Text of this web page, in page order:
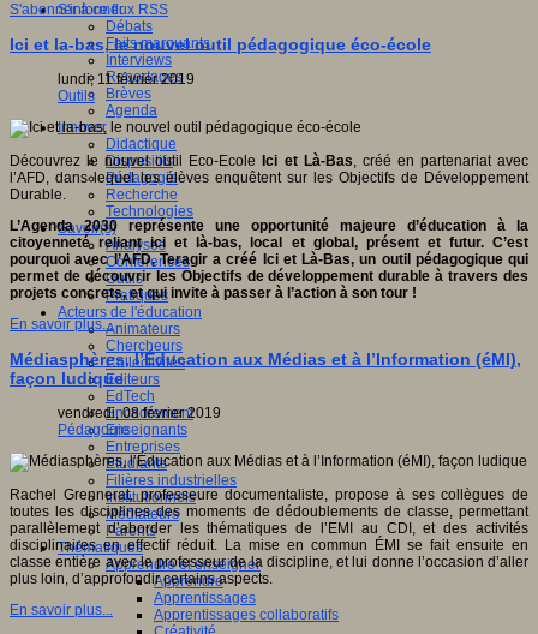
S'informer
Débats
Faits marquants
Interviews
Reportages
Brèves
Agenda
Innover
Didactique
Dispositifs
Pédagogie
Recherche
Technologies
Savoir(s)
Analyses
Conférences
Outils
Pratiques
Acteurs de l'éducation
Animateurs
Chercheurs
Collectivités
Editeurs
EdTech
Encadrement
Enseignants
Entreprises
Etudiants
Filières industrielles
Institutionnels
Médiateurs
Parents
Thématiques
Apprendre et enseigner
Apprendre
Apprentissages
Apprentissages collaboratifs
S'abonner à ce flux RSS
Ici et la-bas, le nouvel outil pédagogique éco-école
lundi, 11 février 2019
Outils
Découvrez le nouvel outil Eco-Ecole Ici et Là-Bas, créé en partenariat avec
l’AFD, dans lequel les élèves enquêtent sur les Objectifs de Développement
Durable.
L’Agenda 2030 représente une opportunité majeure d’éducation à la
citoyenneté reliant ici et là-bas, local et global, présent et futur. C’est
pourquoi avec l’AFD, Teragir a créé Ici et Là-Bas, un outil pédagogique qui
permet de découvrir les Objectifs de développement durable à travers des
projets concrets, et qui invite à passer à l’action à son tour !
En savoir plus...
Médiasphères, l’Éducation aux Médias et à l’Information (éMI),
façon ludique
vendredi, 08 février 2019
Pédagogie
Rachel Grennerat, professeure documentaliste, propose à ses collègues de
toutes les disciplines des moments de dédoublements de classe, permettant
parallèlement d’aborder les thématiques de l’EMI au CDI, et des activités
disciplinaires en effectif réduit. La mise en commun ÉMI se fait ensuite en
classe entière avec le professeur de la discipline, et lui donne l’occasion d’aller
plus loin, d’approfondir certains aspects.
En savoir plus...